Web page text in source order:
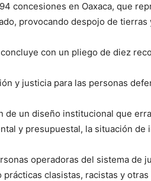
concesiones en Oaxaca, que
provocando despojo de
con un pliego de diez
y justicia para las personas
de un diseño institucional que
y presupuestal, la situación
operadoras del sistema de
prácticas clasistas, racistas y